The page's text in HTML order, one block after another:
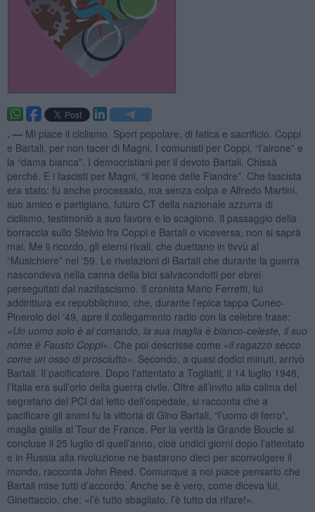
. — Mi piace il ciclismo. Sport popolare, di fatica e sacrificio. Coppi
e Bartali, per non tacer di Magni. I comunisti per Coppi, “l’airone” e
la “dama bianca”. I democristiani per il devoto Bartali. Chissà
perché. E i fascisti per Magni, “il leone delle Fiandre”. Che fascista
era stato: fu anche processato, ma senza colpa e Alfredo Martini,
suo amico e partigiano, futuro CT della nazionale azzurra di
ciclismo, testimoniò a suo favore e lo scagionò. Il passaggio della
borraccia sullo Stelvio fra Coppi e Bartali o viceversa, non si saprà
mai. Me li ricordo, gli eterni rivali, che duettano in tivvù al
“Musichiere” nel ‘59. Le rivelazioni di Bartali che durante la guerra
nascondeva nella canna della bici salvacondotti per ebrei
perseguitati dal nazifascismo. Il cronista Mario Ferretti, lui
addirittura ex repubblichino, che, durante l’epica tappa Cuneo-
Pinerolo del ‘49, apre il collegamento radio con la celebre frase:
«Un uomo solo è al comando, la sua maglia è bianco-celeste, il suo
nome è Fausto Coppi» . Che poi descrisse come «il ragazzo secco
come un osso di prosciutto» . Secondo, a quasi dodici minuti, arrivò
Bartali. Il pacificatore. Dopo l’attentato a Togliatti, il 14 luglio 1948,
l’Italia era sull’orlo della guerra civile. Oltre all’invito alla calma del
segretario del PCI dal letto dell’ospedale, si racconta che a
pacificare gli animi fu la vittoria di Gino Bartali, “l’uomo di ferro”,
maglia gialla al Tour de France. Per la verità la Grande Boucle si
concluse il 25 luglio di quell’anno, cioè undici giorni dopo l’attentato
e in Russia alla rivoluzione ne bastarono dieci per sconvolgere il
mondo, racconta John Reed. Comunque a noi piace pensarlo che
Bartali mise tutti d’accordo. Anche se è vero, come diceva lui,
Ginettaccio, che: «l’è tutto sbagliato, l’è tutto da rifare!».